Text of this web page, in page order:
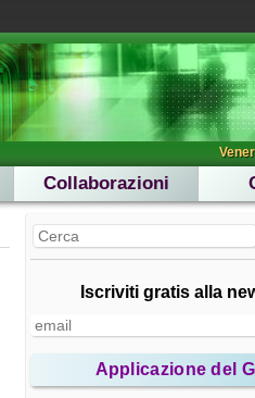
Collaborazioni
Iscriviti gratis alla
Applicazione del